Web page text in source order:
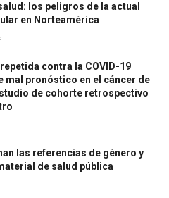
los peligros de la actual
en Norteamérica
contra la COVID-19
mal pronóstico en el cáncer de
de cohorte retrospectivo
las referencias de género y
de salud pública